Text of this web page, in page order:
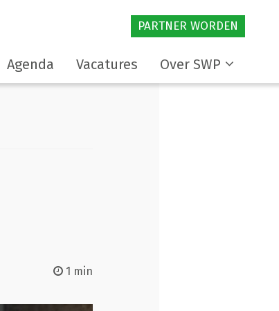
PARTNER WORDEN
Agenda Vacatures Over SWP
1 min